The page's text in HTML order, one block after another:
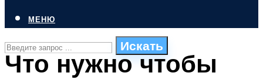
Искать
СТИЛИ ПЛАВАНЬЯ
МЕНЮ
Что нужно чтобы